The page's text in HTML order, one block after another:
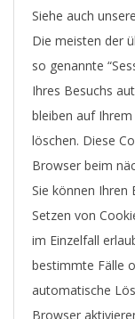
Siehe auch unsere
Die meisten der
so genannte
Ihres Besuchs
bleiben auf
löschen. Diese
Browser beim
Sie können Ihren
Setzen von
im Einzelfall
bestimmte Fälle
automatische
Browser